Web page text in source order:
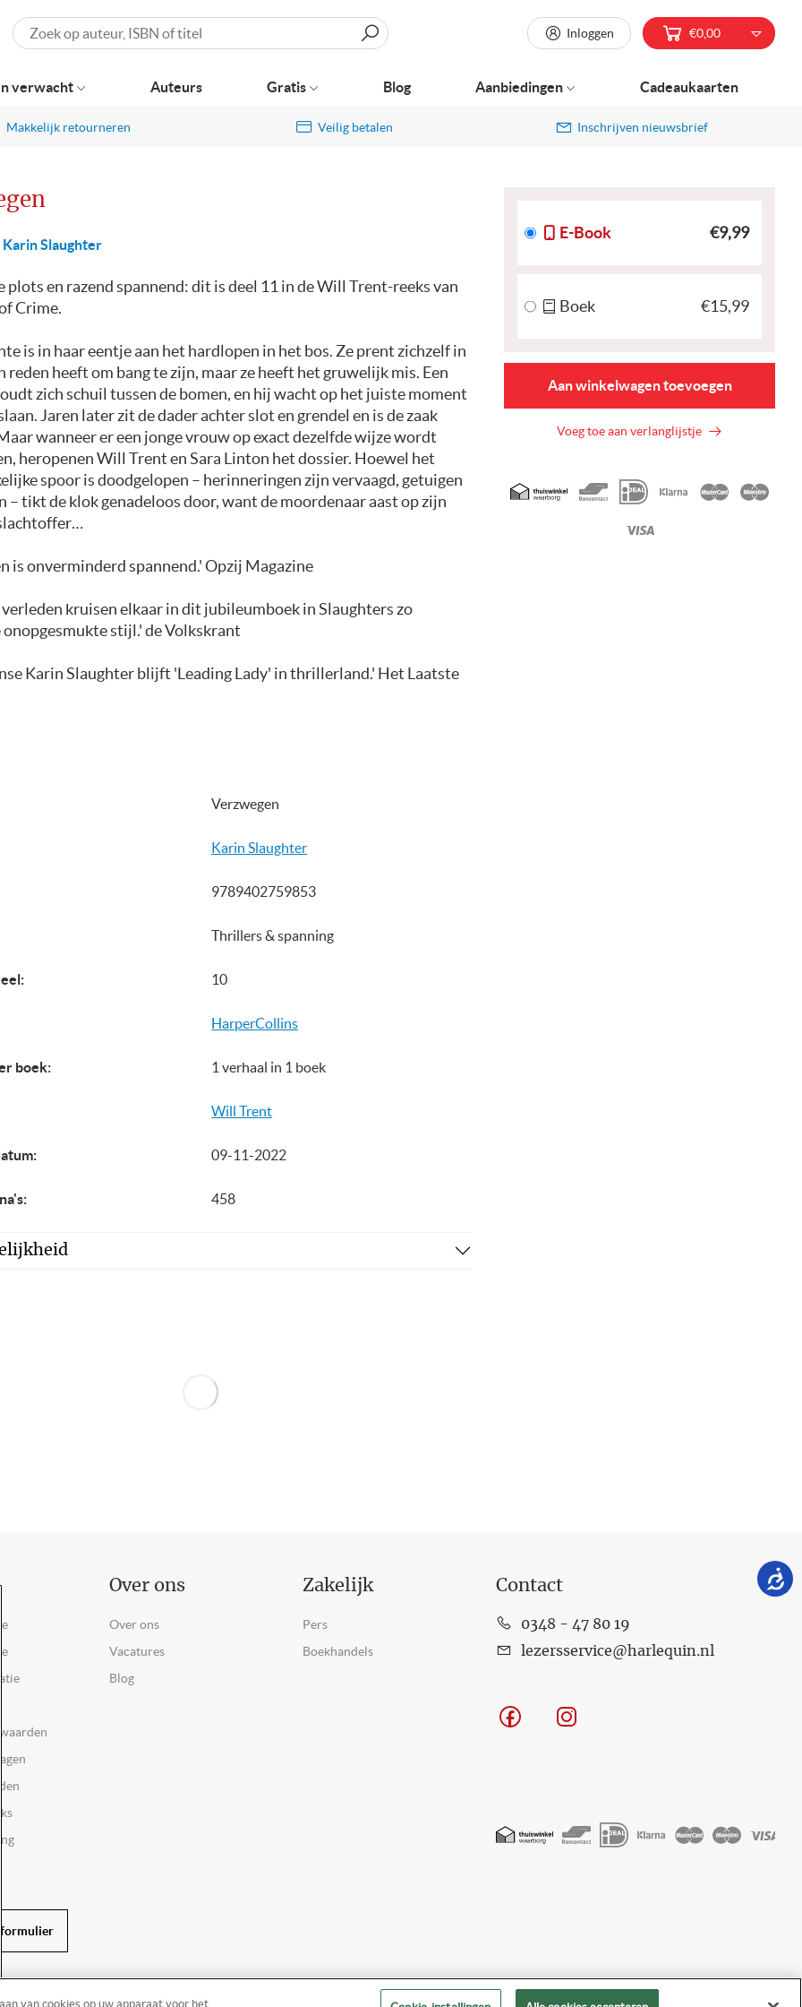
Makkelijk retourneren Veilig betalen Inschrijven nieuwsbrief
Karin Slaughter
plots en razend spannend: dit is deel 11 in de Will Trent-reeks van
Crime.
is in haar eentje aan het hardlopen in het bos. Ze prent zichzelf in
reden heeft om bang te zijn, maar ze heeft het gruwelijk mis. Een
zich schuil tussen de bomen, en hij wacht op het juiste moment
Jaren later zit de dader achter slot en grendel en is de zaak
wanneer er een jonge vrouw op exact dezelfde wijze wordt
heropenen Will Trent en Sara Linton het dossier. Hoewel het
spoor is doodgelopen – herinneringen zijn vervaagd, getuigen
– tikt de klok genadeloos door, want de moordenaar aast op zijn
is onverminderd spannend.' Opzij Magazine
kruisen elkaar in dit jubileumboek in Slaughters zo
stijl.' de Volkskrant
Karin Slaughter blijft 'Leading Lady' in thrillerland.' Het Laatste
Verzwegen
Karin Slaughter
9789402759853
Thrillers & spanning
10
HarperCollins
boek: 1 verhaal in 1 boek
Will Trent
09-11-2022
458
E-Book €9,99
Boek €15,99
Aan winkelwagen toevoegen
Voeg toe aan verlanglijstje
Geaccepteerde
betaalmethoden
Zoeken Inloggen €0,00
verwacht Auteurs Gratis Blog Aanbiedingen Cadeaukaarten
Over ons
Over ons
Vacatures
Blog
Zakelijk
Pers
Boekhandels
Contact
0348 - 47 80 19
lezersservice@harlequin.nl
Facebook
Geaccepteerde
betaalmethoden
van cookies op uw apparaat voor het